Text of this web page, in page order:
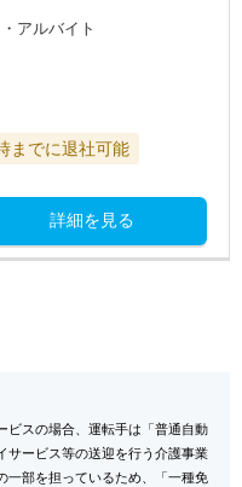
アルバイト
までに退社可能
詳細を見る
ビスの場合、運転手は「普通自動
サービス等の送迎を行う介護事業
一部を担っているため、「一種免